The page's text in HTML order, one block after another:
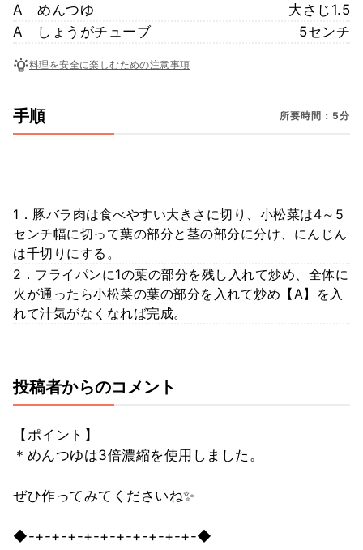
A めんつゆ
大さじ1.5
A しょうがチューブ
5センチ
料理を安全に楽しむための注意事項
手順 所要時間：5分
1．豚バラ肉は食べやすい大きさに切り、小松菜は4～5
センチ幅に切って葉の部分と茎の部分に分け、にんじん
は千切りにする。
2．フライパンに1の葉の部分を残し入れて炒め、全体に
火が通ったら小松菜の葉の部分を入れて炒め【A】を入
れて汁気がなくなれば完成。
投稿者からのコメント
【ポイント】
＊めんつゆは3倍濃縮を使用しました。
ぜひ作ってみてくださいね✨
◆-+-+-+-+-+-+-+-+-+-+-◆